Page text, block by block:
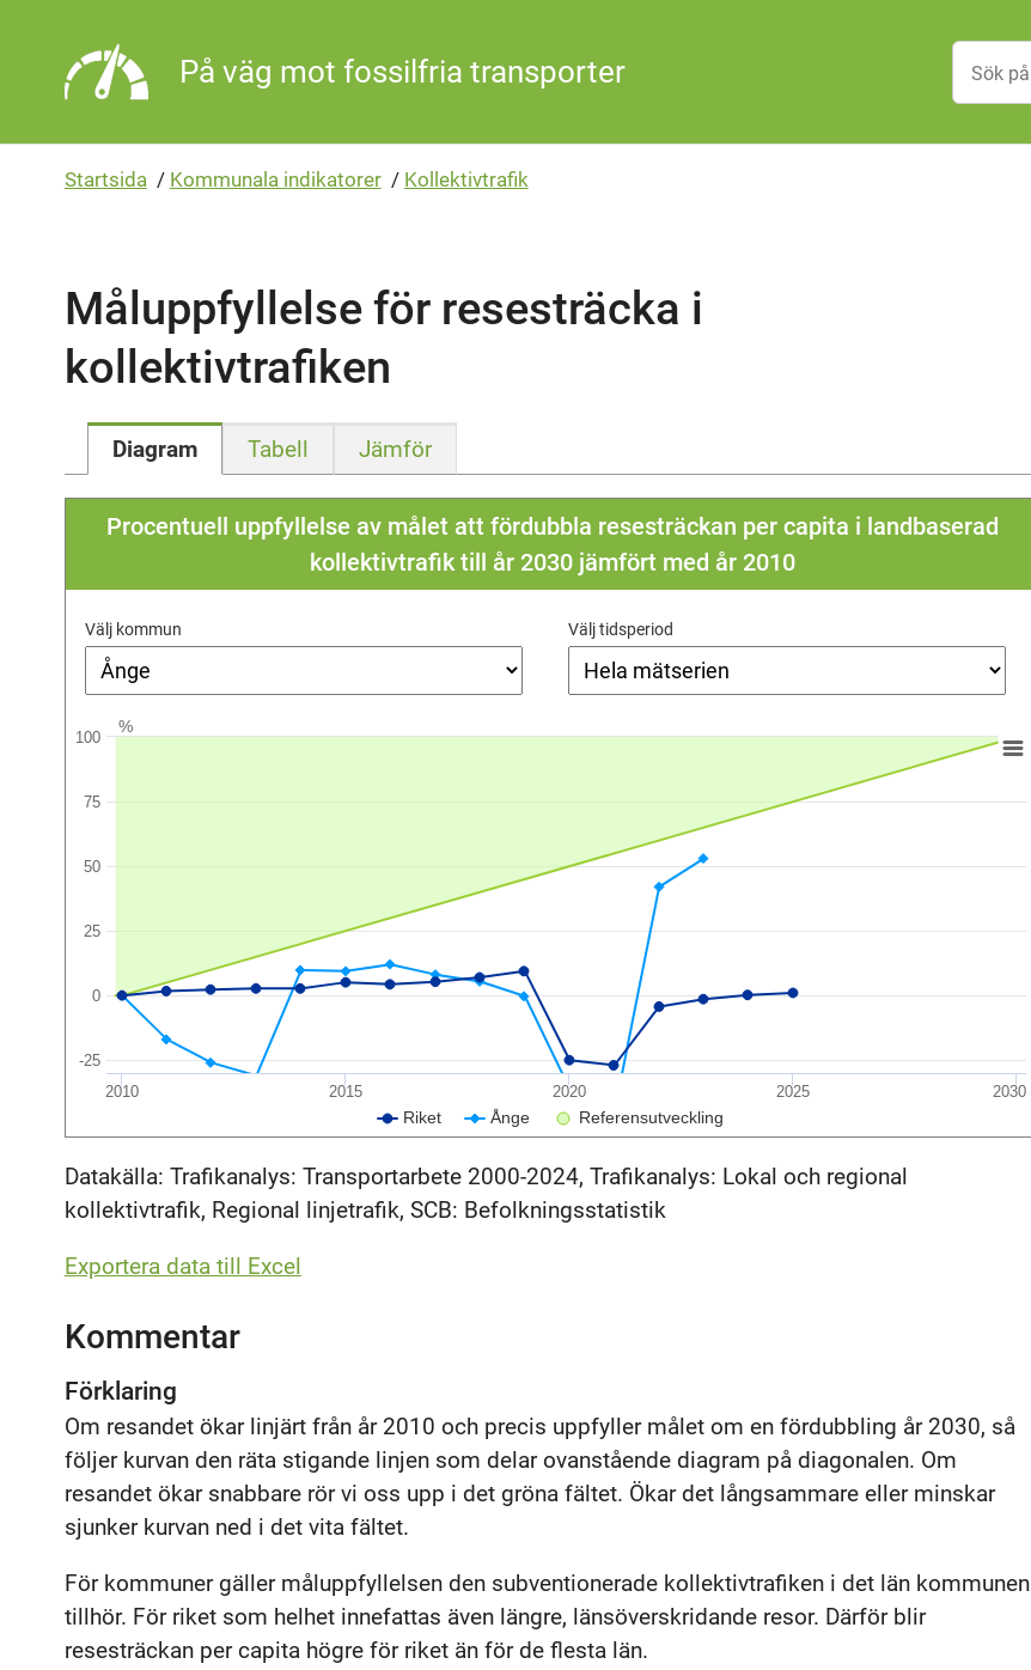
På väg mot fossilfria transporter
Startsida / Kommunala indikatorer / Kollektivtrafik
Måluppfyllelse för resesträcka i
kollektivtrafiken
Diagram Tabell Jämför
Procentuell uppfyllelse av målet att fördubbla resesträckan per capita i landbaserad
kollektivtrafik till år 2030 jämfört med år 2010
Välj kommun Välj tidsperiod
%
Riket Ånge Referensutveckling
2010 2015 2020 2025 2030
-25
0
25
50
75
100
Datakälla: Trafikanalys: Transportarbete 2000-2024, Trafikanalys: Lokal och regional
kollektivtrafik, Regional linjetrafik, SCB: Befolkningsstatistik
Exportera data till Excel
Kommentar
Förklaring
Om resandet ökar linjärt från år 2010 och precis uppfyller målet om en fördubbling år 2030, så
följer kurvan den räta stigande linjen som delar ovanstående diagram på diagonalen. Om
resandet ökar snabbare rör vi oss upp i det gröna fältet. Ökar det långsammare eller minskar
sjunker kurvan ned i det vita fältet.
För kommuner gäller måluppfyllelsen den subventionerade kollektivtrafiken i det län kommunen
tillhör. För riket som helhet innefattas även längre, länsöverskridande resor. Därför blir
resesträckan per capita högre för riket än för de flesta län.